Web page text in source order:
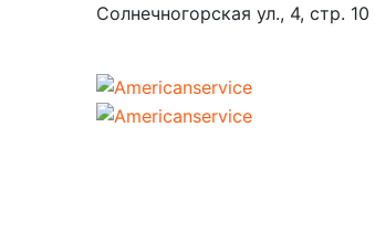
Солнечногорская ул., 4, стр. 10